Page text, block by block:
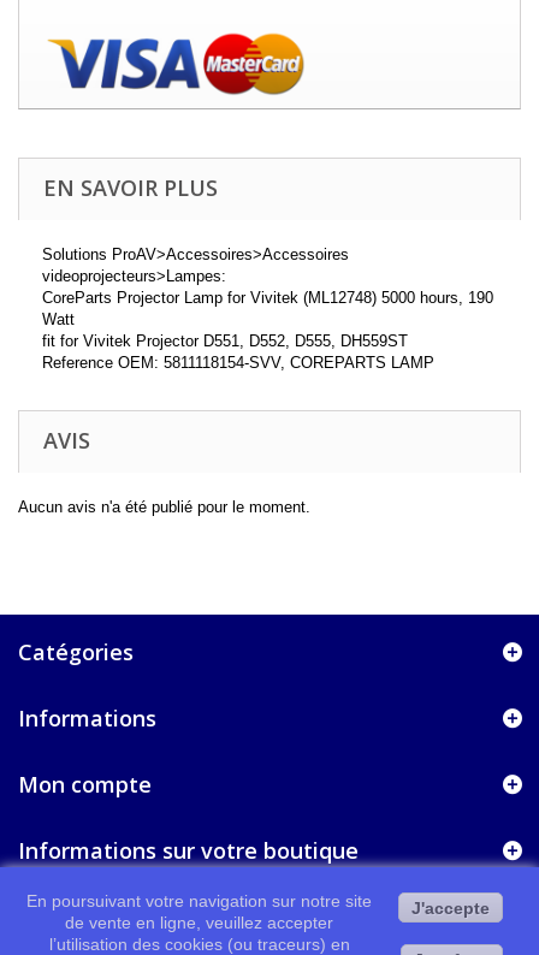
EN SAVOIR PLUS
Solutions ProAV>Accessoires>Accessoires
videoprojecteurs>Lampes:
CoreParts Projector Lamp for Vivitek (ML12748) 5000 hours, 190
Watt
fit for Vivitek Projector D551, D552, D555, DH559ST
Reference OEM: 5811118154-SVV, COREPARTS LAMP
AVIS
Aucun avis n'a été publié pour le moment.
Catégories
Informations
Mon compte
Informations sur votre boutique
En poursuivant votre navigation sur notre site
de vente en ligne, veuillez accepter
l’utilisation des cookies (ou traceurs) en
J'accepte